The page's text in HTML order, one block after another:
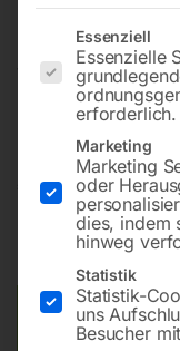
materialschonende
Verschmutzungen
81,00
inkl. MwSt. zzgl.
ca. 5 - 10
Versandkosten
Bitte beachten Sie:
Es folgt eine Liste
Essenziell
Essenzielle
erforderlich.
Marketing
Marketing
oder
dies, indem
hinweg
Statistik
Statistik-
uns
Besucher